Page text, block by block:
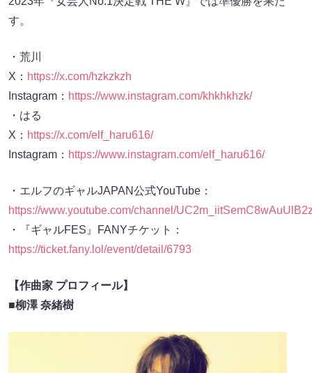
X：https://x.com/hzkzkzh
Instagram：https://www.instagram.com/khkhkhzk/
・はる
X：https://x.com/elf_haru616/
Instagram：https://www.instagram.com/elf_haru616/
https://www.youtube.com/channel/
・『ギャルFES』FANYチケット：
https://ticket.fany.lol/event/detail/6793
■柳澤 奈緒樹